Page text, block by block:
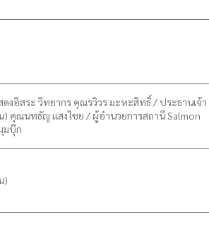
งอิสระ วิทยากร คุณรวิวร มะหะสิทธิ์ / ประธานเจ้า
คุณนทธัญ แสงไชย / ผู้อำนวยการสถานี Salmon
มบุ๊ก
)